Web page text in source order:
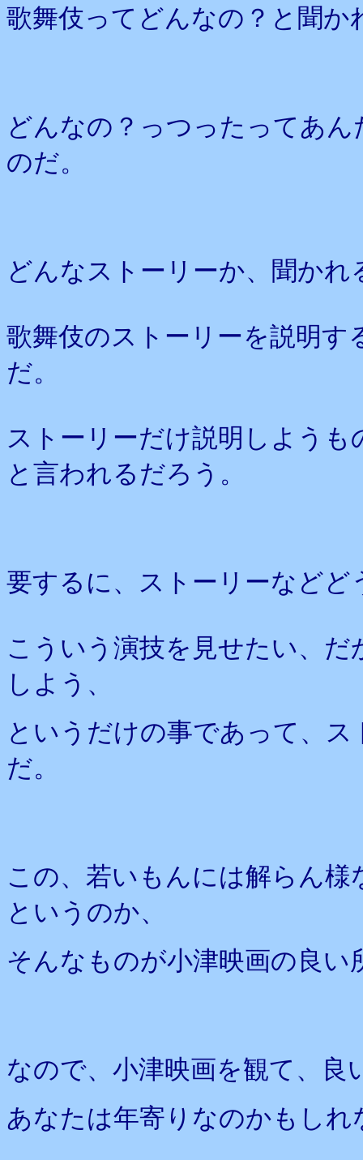
歌舞伎ってどんなの？と聞か
どんなの？っつったってあ
のだ。
どんなストーリーか、聞かれ
歌舞伎のストーリーを説明す
だ。
ストーリーだけ説明しよう
と言われるだろう。
要するに、ストーリーなどど
こういう演技を見せたい、
しよう、
というだけの事であって、
だ。
この、若いもんには解らん
というのか、
そんなものが小津映画の良
なので、小津映画を観て、良
あなたは年寄りなのかもしれ